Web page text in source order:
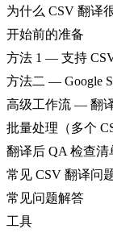
为什么 CSV 翻译
开始前的准备
方法 1 — 支持
方法二 — Google
高级工作流 — 翻
批量处理（多个
翻译后 QA 检查清
常见 CSV 翻译问
常见问题解答
工具